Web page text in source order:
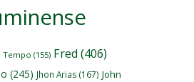
Tempo (155) Fred (406)
(245) Jhon Arias (167) John